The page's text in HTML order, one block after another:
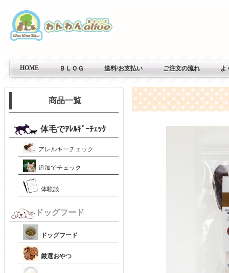
HOME ＢＬＯＧ 送料/お支払い ご注文の流れ よ
商品一覧
体毛でｱﾚﾙｷﾞｰﾁｪｯｸ
アレルギーチェック
追加でチェック
体験談
ドッグフード
ドッグフード
厳選おやつ